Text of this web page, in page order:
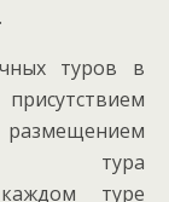
туров в
тура
туре